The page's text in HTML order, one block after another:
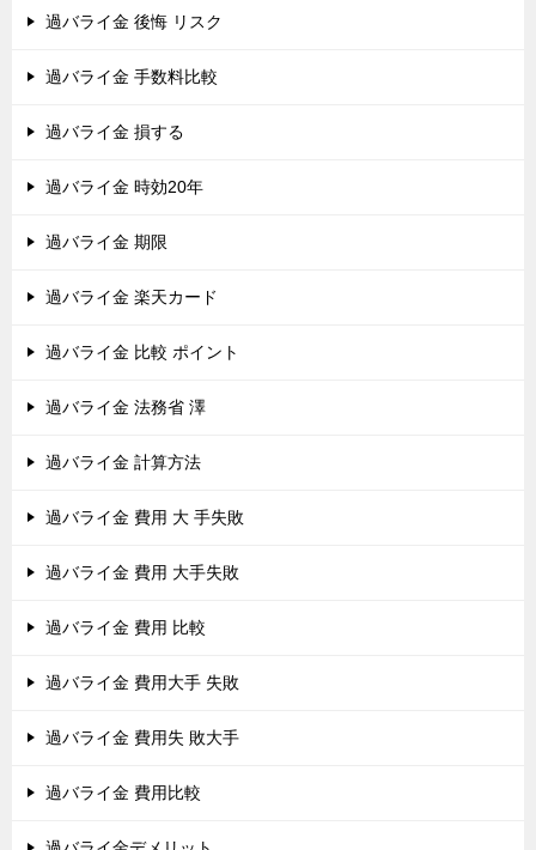
過バライ金 後悔 リスク
過バライ金 手数料比較
過バライ金 損する
過バライ金 時効20年
過バライ金 期限
過バライ金 楽天カード
過バライ金 比較 ポイント
過バライ金 法務省 澤
過バライ金 計算方法
過バライ金 費用 大 手失敗
過バライ金 費用 大手失敗
過バライ金 費用 比較
過バライ金 費用大手 失敗
過バライ金 費用失 敗大手
過バライ金 費用比較